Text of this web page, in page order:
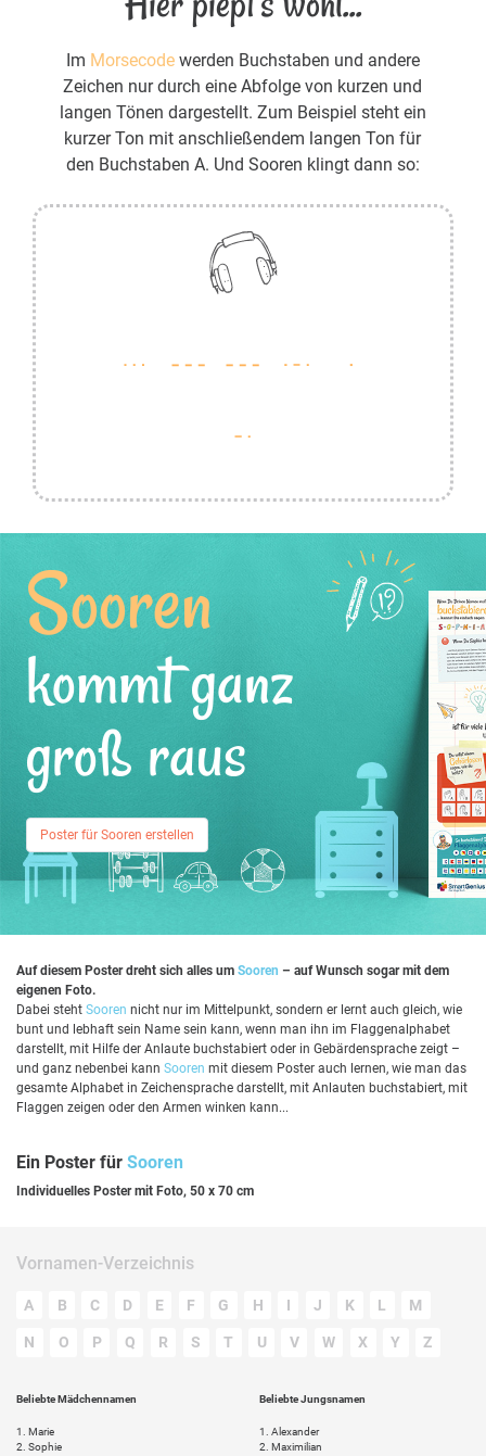
Im Morsecodewerden Buchstaben und andere
Zeichen nur durch eine Abfolge von kurzen und
langen Tönen dargestellt. Zum Beispiel steht ein
kurzer Ton mit anschließendem langen Ton für
den Buchstaben A. Und Sooren klingt dann so:
Sooren
kommt ganz
groß raus
Poster für Sooren erstellen
Auf diesem Poster dreht sich alles um Sooren – auf Wunsch sogar mit dem
eigenen Foto.
Dabei steht Sooren nicht nur im Mittelpunkt, sondern er lernt auch gleich, wie
bunt und lebhaft sein Name sein kann, wenn man ihn im Flaggenalphabet
darstellt, mit Hilfe der Anlaute buchstabiert oder in Gebärdensprache zeigt –
und ganz nebenbei kann Sooren mit diesem Poster auch lernen, wie man das
gesamte Alphabet in Zeichensprache darstellt, mit Anlauten buchstabiert, mit
Flaggen zeigen oder den Armen winken kann...
Ein Poster für Sooren
Individuelles Poster mit Foto, 50 x 70 cm
Vornamen-Verzeichnis
A B C D E F G H I J K L M
N O P Q R S T U V W X Y Z
Beliebte Mädchennamen
1.
Marie
2. Sophie
Beliebte Jungsnamen
1.
Alexander
2. Maximilian